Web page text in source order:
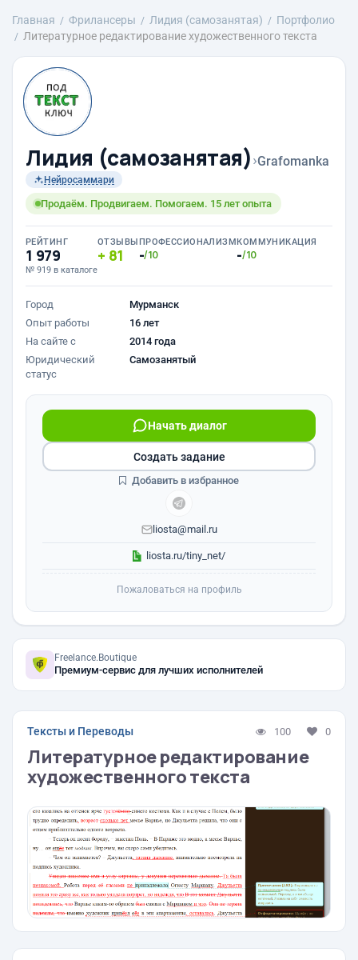
Главная Фрилансеры Лидия (самозанятая)
Портфолио
Литературное редактирование художественного текста
Лидия (самозанятая)›Grafomanka
Нейросаммари
Продаём. Продвигаем. Помогаем. 15 лет опыта
РЕЙТИНГ
1 979
№ 919 в каталоге
ОТЗЫВЫ
81
ПРОФЕССИОНАЛИЗМ
-/10
КОММУНИКАЦИЯ
-/10
Город
Мурманск
Опыт работы
16 лет
На сайте с
2014 года
Юридический
статус
Самозанятый
Начать диалог
liosta@mail.ru
liosta.ru/tiny_net/
Создать задание
Добавить в избранное
Пожаловаться на профиль
Freelance.Boutique
Премиум-сервис для лучших исполнителей
Тексты и Переводы 100 0
Литературное редактирование
художественного текста